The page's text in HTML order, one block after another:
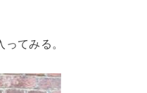
てみる。